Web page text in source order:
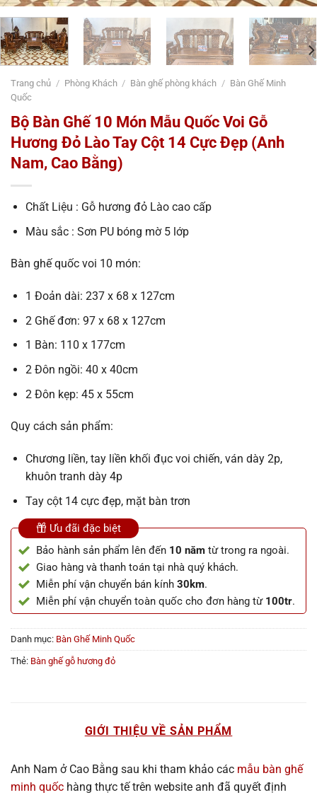
Trang chủ / Phòng Khách / Bàn ghế phòng khách / Bàn Ghế Minh
Quốc
Bộ Bàn Ghế 10 Món Mẫu Quốc Voi Gỗ
Hương Đỏ Lào Tay Cột 14 Cực Đẹp (Anh
Nam, Cao Bằng)
Chất Liệu : Gỗ hương đỏ Lào cao cấp
Màu sắc : Sơn PU bóng mờ 5 lớp
Bàn ghế quốc voi 10 món:
1 Đoản dài: 237 x 68 x 127cm
2 Ghế đơn: 97 x 68 x 127cm
1 Bàn: 110 x 177cm
2 Đôn ngồi: 40 x 40cm
2 Đôn kẹp: 45 x 55cm
Quy cách sản phẩm:
Chương liền, tay liền khối đục voi chiến, ván dày 2p,
khuôn tranh dày 4p
Tay cột 14 cực đẹp, mặt bàn trơn
Ưu đãi đặc biệt
Bảo hành sản phẩm lên đến 10 năm từ trong ra ngoài.
Giao hàng và thanh toán tại nhà quý khách.
Miễn phí vận chuyển bán kính 30km.
Miễn phí vận chuyển toàn quốc cho đơn hàng từ 100tr.
Danh mục: Bàn Ghế Minh Quốc
Thẻ: Bàn ghế gỗ hương đỏ
GIỚI THIỆU VỀ SẢN PHẨM
Anh Nam ở Cao Bằng sau khi tham khảo các mẫu bàn ghế
minh quốc hàng thực tế trên website anh đã quyết định